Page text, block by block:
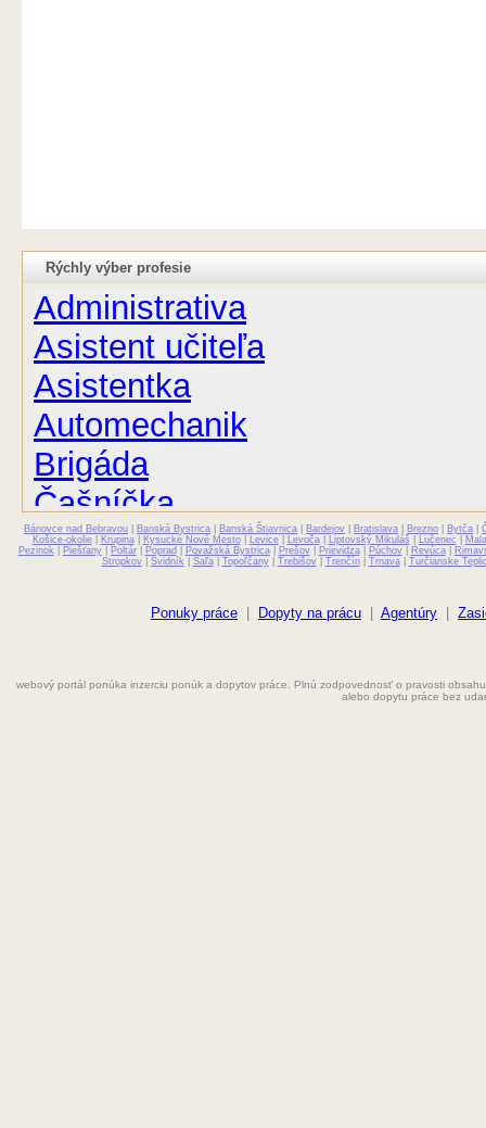
Rýchly výber profesie
Administrativa
Asistent učiteľa
Asistentka
Automechanik
Brigáda
Čašníčka
Čašník
Farmaceut
Grafik
Bánovce nad Bebravou Banská Bystrica Banská Štiavnica Bardejov Bratislava Brezno Bytča |
Košice-okolie| Krupina| Kysucké Nové Mesto| Levice| Levoča| Liptovský Mikuláš Lučenec
Pezinok
Piešťany| Poltár| Poprad Považská Bystrica| Prešov| Prievidza| Púchov| Revúca|
Stropkov| Svidník Šaľa| Topoľčany| Trebišov| Trenčín| Trnava| Turčianske
Ponuky práce Dopyty na prácu Agentúry
webový portál ponúka inzerciu ponúk a dopytov práce. Plnú zodpovednosť o pravosti
alebo dopytu práce bez